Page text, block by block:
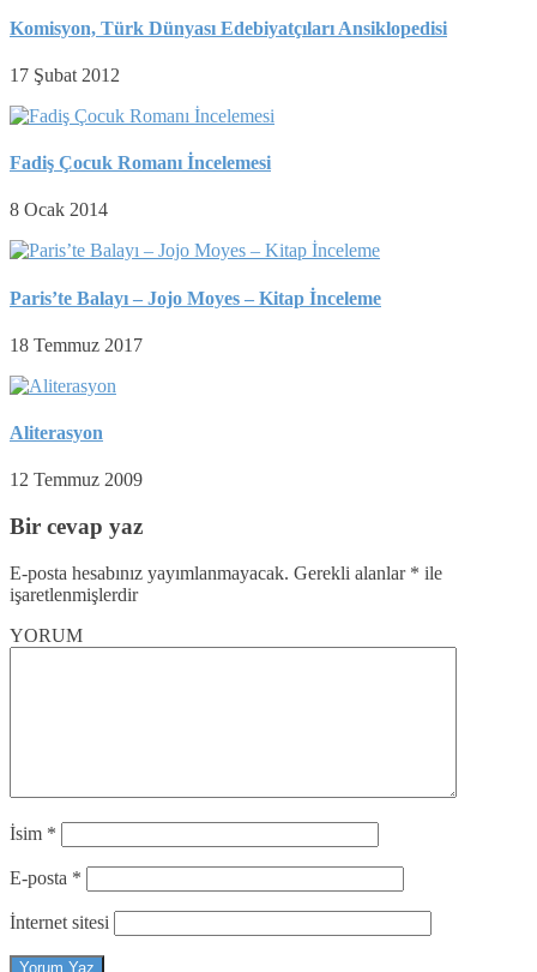
Komisyon, Türk Dünyası Edebiyatçıları Ansiklopedisi
17 Şubat 2012
Fadiş Çocuk Romanı İncelemesi
8 Ocak 2014
Paris’te Balayı – Jojo Moyes – Kitap İnceleme
18 Temmuz 2017
Aliterasyon
12 Temmuz 2009
Bir cevap yaz
E-posta hesabınız yayımlanmayacak. Gerekli alanlar * ile
işaretlenmişlerdir
YORUM
İsim *
E-posta *
İnternet sitesi